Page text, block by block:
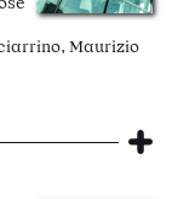
Maurizio